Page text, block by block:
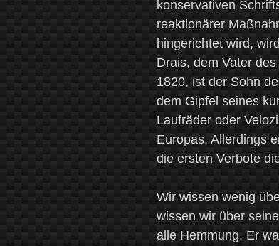
konservativen
reaktionärer
hingerichtet wird,
Drais, dem Vater
1820, ist der Sohn
dem Gipfel seines
Laufräder oder
Europas. Allerdings
die ersten Verbote
Wir wissen wenig
wissen wir über
alle Hemmung. Er